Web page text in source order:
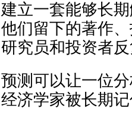
建立一套能够长
他们留下的著作
研究员和投资者反
预测可以让一位
经济学家被长期记